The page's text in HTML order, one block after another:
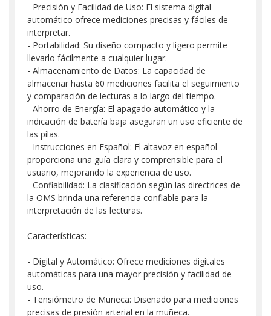
- Precisión y Facilidad de Uso: El sistema digital
automático ofrece mediciones precisas y fáciles de
interpretar.
- Portabilidad: Su diseño compacto y ligero permite
llevarlo fácilmente a cualquier lugar.
- Almacenamiento de Datos: La capacidad de
almacenar hasta 60 mediciones facilita el seguimiento
y comparación de lecturas a lo largo del tiempo.
- Ahorro de Energía: El apagado automático y la
indicación de batería baja aseguran un uso eficiente de
las pilas.
- Instrucciones en Español: El altavoz en español
proporciona una guía clara y comprensible para el
usuario, mejorando la experiencia de uso.
- Confiabilidad: La clasificación según las directrices de
la OMS brinda una referencia confiable para la
interpretación de las lecturas.
Características:
- Digital y Automático: Ofrece mediciones digitales
automáticas para una mayor precisión y facilidad de
uso.
- Tensiómetro de Muñeca: Diseñado para mediciones
precisas de presión arterial en la muñeca.